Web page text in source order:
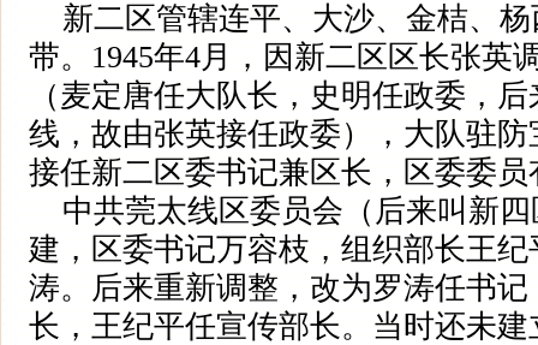
新二区管辖连平、大沙、金桔、杨
带。1945年4月，因新二区区长张英
（麦定唐任大队长，史明任政委，
线，故由张英接任政委），大队驻
接任新二区委书记兼区长，区委委
中共莞太线区委员会（后来叫新四
建，区委书记万容枝，组织部长王
涛。后来重新调整，改为罗涛任书
长，王纪平任宣传部长。当时还未